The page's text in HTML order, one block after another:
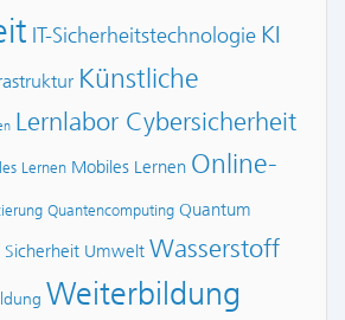
IT-Sicherheitstechnologie KI
Künstliche
Lernlabor Cybersicherheit
Lernen Mobiles Lernen Online-
Quantencomputing Quantum
Sicherheit Umwelt Wasserstoff
Weiterbildung